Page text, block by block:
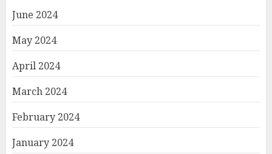
June 2024
May 2024
April 2024
March 2024
February 2024
January 2024